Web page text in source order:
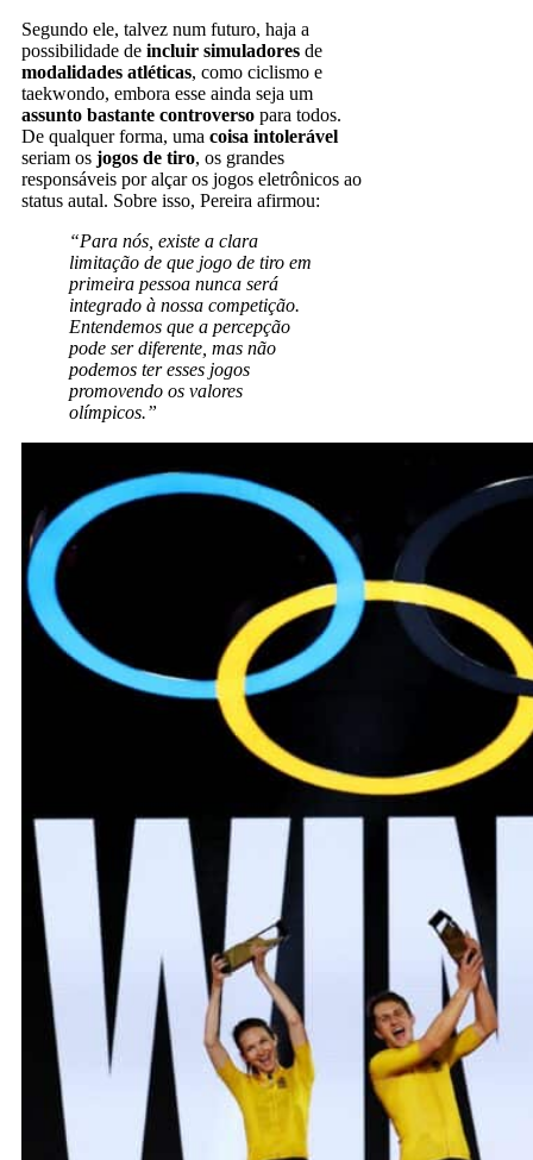
Segundo ele, talvez num futuro, haja a
possibilidade de incluir simuladores de
modalidades atléticas, como ciclismo e
taekwondo, embora esse ainda seja um
assunto bastante controverso para todos.
De qualquer forma, uma coisa intolerável
seriam os jogos de tiro, os grandes
responsáveis por alçar os jogos eletrônicos ao
status autal. Sobre isso, Pereira afirmou:
“Para nós, existe a clara
limitação de que jogo de tiro em
primeira pessoa nunca será
integrado à nossa competição.
Entendemos que a percepção
pode ser diferente, mas não
podemos ter esses jogos
promovendo os valores
olímpicos.”